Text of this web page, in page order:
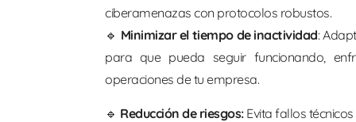
ciberamenazas con protocolos robustos.
🔹 Minimizar el tiempo de inactividad:
para que pueda seguir funcionando,
operaciones de tu empresa.
🔹 Reducción de riesgos:Evita fallos